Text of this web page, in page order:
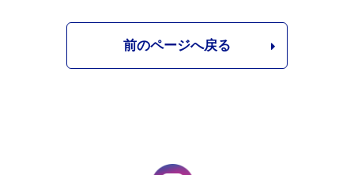
前のページへ戻る